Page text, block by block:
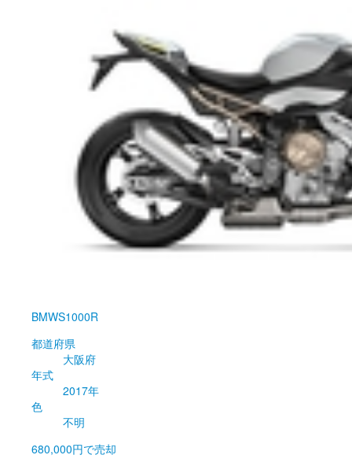
BMWS1000R
都道府県
大阪府
年式
2017年
色
不明
680,000円で売却